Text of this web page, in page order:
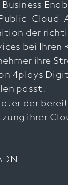
der
bei
ihre
4plays
passt.
der
ihrer